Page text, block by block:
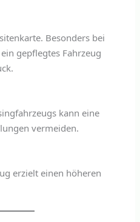
Besonders bei
gepflegtes Fahrzeug
kann eine
vermeiden.
erzielt einen höheren